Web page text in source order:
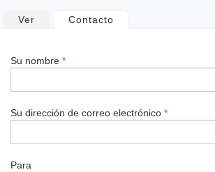
Solapas
Ver Contacto
Su nombre *
Su dirección de correo electrónico *
Para